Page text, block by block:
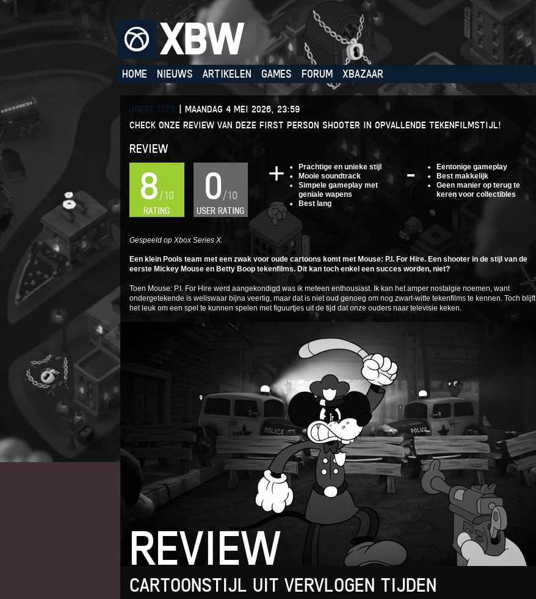
XBW
HOME NIEUWS ARTIKELEN GAMES FORUM XBAZAAR
JOERI TITS | MAANDAG 4 MEI 2026, 23:59
CHECK ONZE REVIEW VAN DEZE FIRST PERSON SHOOTER IN OPVALLENDE TEKENFILMSTIJL!
REVIEW
RATING
8/10
USER RATING
0/10
Prachtige en unieke stijl
Mooie soundtrack
Simpele gameplay met
geniale wapens
Best lang
Eentonige gameplay
Best makkelijk
Geen manier op terug te
keren voor collectibles
Gespeeld op Xbox Series X.
Een klein Pools team met een zwak voor oude cartoons komt met Mouse: P.I. For Hire. Een shooter in de stijl van de
eerste Mickey Mouse en Betty Boop tekenfilms. Dit kan toch enkel een succes worden, niet?
Toen Mouse: P.I. For Hire werd aangekondigd was ik meteen enthousiast. Ik kan het amper nostalgie noemen, want
ondergetekende is weliswaar bijna veertig, maar dat is niet oud genoeg om nog zwart-witte tekenfilms te kennen. Toch blijft
het leuk om een spel te kunnen spelen met figuurtjes uit de tijd dat onze ouders naar televisie keken.
REVIEW
CARTOONSTIJL UIT VERVLOGEN TIJDEN